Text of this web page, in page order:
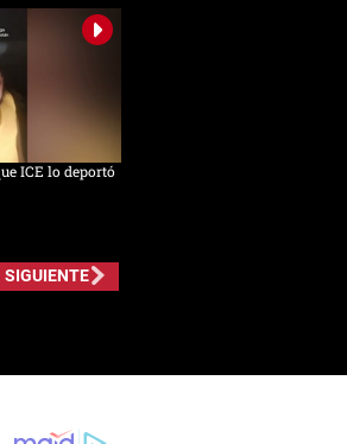
ICE lo deportó
SIGUIENTE